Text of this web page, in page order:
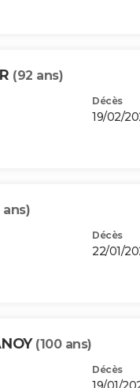
(92 ans)
Décès
19/02/
ans)
Décès
22/01/
(100 ans)
Décès